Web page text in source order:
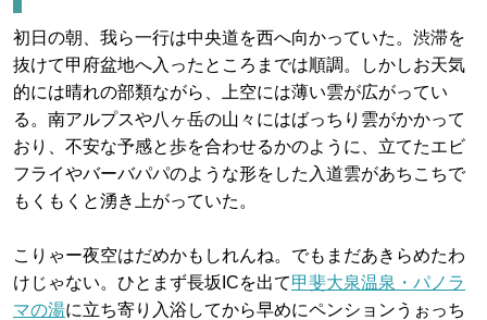
初日の朝、我ら一行は中央道を西へ向かっていた。渋滞を
抜けて甲府盆地へ入ったところまでは順調。しかしお天気
的には晴れの部類ながら、上空には薄い雲が広がってい
る。南アルプスや八ヶ岳の山々にはばっちり雲がかかって
おり、不安な予感と歩を合わせるかのように、立てたエビ
フライやバーバパパのような形をした入道雲があちこちで
もくもくと湧き上がっていた。
こりゃー夜空はだめかもしれんね。でもまだあきらめたわ
けじゃない。ひとまず長坂ICを出て甲斐大泉温泉・パノラ
マの湯に立ち寄り入浴してから早めにペンションうぉっち